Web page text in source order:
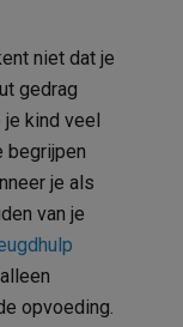
niet dat je
gedrag
kind veel
begrijpen
je als
van je
opvoeding.